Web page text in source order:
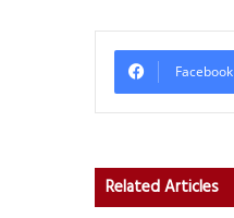
Facebook
Related Articles